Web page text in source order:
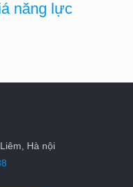
năng lực
Hà nội